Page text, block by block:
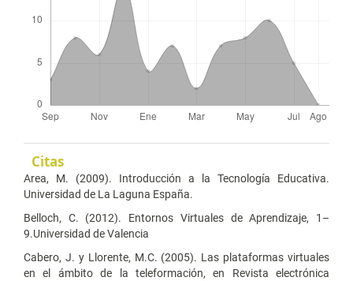
Citas
Area, M. (2009). Introducción a la Tecnología Educativa.
Universidad de La Laguna España.
Belloch, C. (2012). Entornos Virtuales de Aprendizaje, 1–
9.Universidad de Valencia
Cabero, J. y Llorente, M.C. (2005). Las plataformas virtuales
en el ámbito de la teleformación, en Revista electrónica